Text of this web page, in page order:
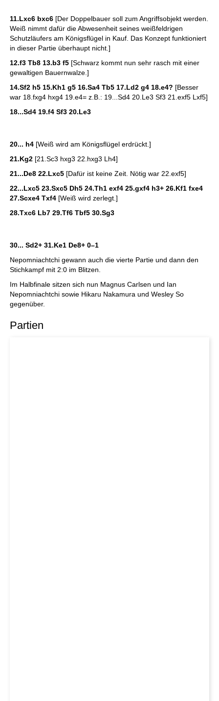
11.Lxc6 bxc6 [Der Doppelbauer soll zum Angriffsobjekt werden.
Weiß nimmt dafür die Abwesenheit seines weißfeldrigen
Schutzläufers am Königsflügel in Kauf. Das Konzept funktioniert
in dieser Partie überhaupt nicht.]
12.f3 Tb8 13.b3 f5 [Schwarz kommt nun sehr rasch mit einer
gewaltigen Bauernwalze.]
14.Sf2 h5 15.Kh1 g5 16.Sa4 Tb5 17.Ld2 g4 18.e4? [Besser
war 18.fxg4 hxg4 19.e4= z.B.: 19...Sd4 20.Le3 Sf3 21.exf5 Lxf5]
18...Sd4 19.f4 Sf3 20.Le3
20... h4 [Weiß wird am Königsflügel erdrückt.]
21.Kg2 [21.Sc3 hxg3 22.hxg3 Lh4]
21...De8 22.Lxc5 [Dafür ist keine Zeit. Nötig war 22.exf5]
22...Lxc5 23.Sxc5 Dh5 24.Th1 exf4 25.gxf4 h3+ 26.Kf1 fxe4
27.Scxe4 Txf4 [Weiß wird zerlegt.]
28.Txc6 Lb7 29.Tf6 Tbf5 30.Sg3
30... Sd2+ 31.Ke1 De8+ 0–1
Nepomniachtchi gewann auch die vierte Partie und dann den
Stichkampf mit 2:0 im Blitzen.
Im Halbfinale sitzen sich nun Magnus Carlsen und Ian
Nepomniachtchi sowie Hikaru Nakamura und Wesley So
gegenüber.
Partien